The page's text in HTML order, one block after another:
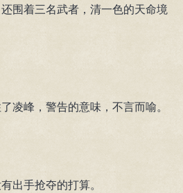
围着三名武者，清一色的天命境
峰，警告的意味，不言而喻。
手抢夺的打算。